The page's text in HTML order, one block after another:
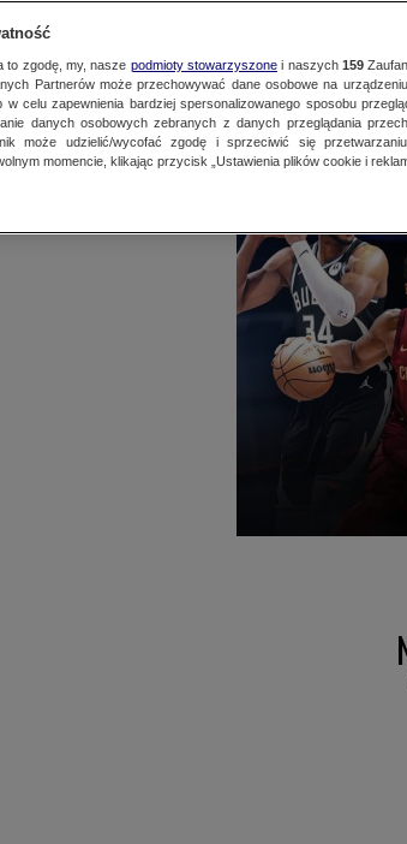
to zgodę, my, nasze podmioty stowarzyszonei naszych 159
Partnerów może przechowywać dane osobowe na
celu zapewnienia bardziej spersonalizowanego sposobu
danych osobowych zebranych z danych przeglądania
może udzielić/wycofać zgodę i sprzeciwić się
momencie, klikając przycisk „Ustawienia plików cookie i